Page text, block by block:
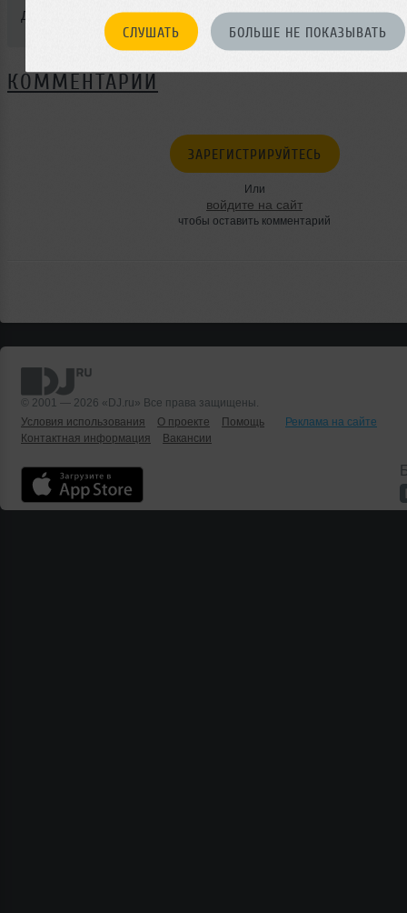
СЛУШАТЬ БОЛЬШЕ НЕ ПОКАЗЫВАТЬ
Добавлен: 10 сентября 2010, 17:21
КОММЕНТАРИИ
ЗАРЕГИСТРИРУЙТЕСЬ
Или
войдите на сайт
чтобы оставить комментарий
© 2001 — 2026 «DJ.ru» Все права защищены.
Условия использования
О проекте Помощь
Реклама на сайте
Контактная информация
Вакансии